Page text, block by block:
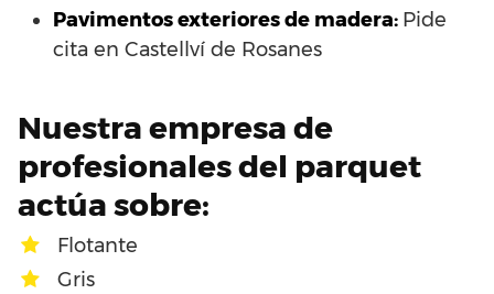
Pavimentos exteriores de madera: Pide
cita en Castellví de Rosanes
Nuestra empresa de
profesionales del parquet
actúa sobre:
Flotante
Gris